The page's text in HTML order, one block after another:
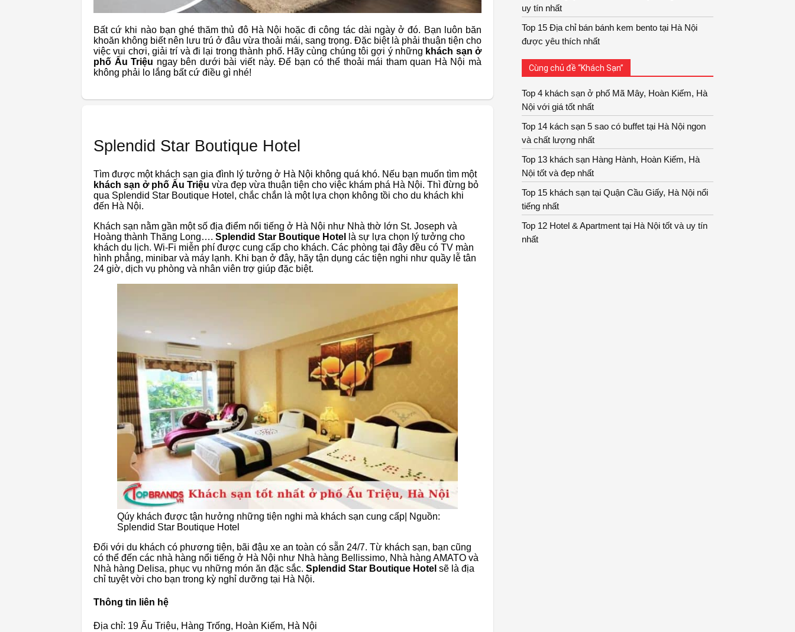
Bất cứ khi nào bạn ghé thăm thủ đô Hà Nội hoặc đi công tác dài ngày ở đó. Bạn luôn băn
khoăn không biết nên lưu trú ở đâu vừa thoải mái, sang trọng. Đặc biệt là phải thuận tiện cho
việc vui chơi, giải trí và đi lại trong thành phố. Hãy cùng chúng tôi gợi ý những khách sạn ở
phố Ấu Triệu ngay bên dưới bài viết này. Để bạn có thể thoải mái tham quan Hà Nội mà
không phải lo lắng bất cứ điều gì nhé!
Splendid Star Boutique Hotel
Tìm được một khách sạn gia đình lý tưởng ở Hà Nội không quá khó. Nếu bạn muốn tìm một
khách sạn ở phố Ấu Triệu vừa đẹp vừa thuận tiện cho việc khám phá Hà Nội. Thì đừng bỏ
qua Splendid Star Boutique Hotel, chắc chắn là một lựa chọn không tồi cho du khách khi
đến Hà Nội.
Khách sạn nằm gần một số địa điểm nổi tiếng ở Hà Nội như Nhà thờ lớn St. Joseph và
Hoàng thành Thăng Long…. Splendid Star Boutique Hotel
là sự lựa chọn lý tưởng cho
khách du lịch. Wi-Fi miễn phí được cung cấp cho khách. Các phòng tại đây đều có TV màn
hình phẳng, minibar và máy lạnh. Khi bạn ở đây, hãy tận dụng các tiện nghi như quầy lễ tân
24 giờ, dịch vụ phòng và nhân viên trợ giúp đặc biệt.
Qúy khách được tận hưởng những tiện nghi mà khách sạn cung cấp| Nguồn:
Splendid Star Boutique Hotel
Đối với du khách có phương tiện, bãi đậu xe an toàn có sẵn 24/7. Từ khách sạn, bạn cũng
có thể đến các nhà hàng nổi tiếng ở Hà Nội như Nhà hàng Bellissimo, Nhà hàng AMATO và
Nhà hàng Delisa, phục vụ những món ăn đặc sắc. Splendid Star Boutique Hotel sẽ là địa
chỉ tuyệt vời cho bạn trong kỳ nghỉ dưỡng tại Hà Nội.
Thông tin liên hệ
Địa chỉ: 19 Ấu Triệu, Hàng Trống, Hoàn Kiếm, Hà Nội
uy tín nhất
Top 15 Địa chỉ bán bánh kem bento tại Hà Nội
được yêu thích nhất
Cùng chủ đề “Khách Sạn”
Top 4 khách sạn ở phố Mã Mây, Hoàn Kiếm, Hà
Nội với giá tốt nhất
Top 14 kách sạn 5 sao có buffet tại Hà Nội ngon
và chất lượng nhất
Top 13 khách sạn Hàng Hành, Hoàn Kiếm, Hà
Nội tốt và đẹp nhất
Top 15 khách sạn tại Quận Cầu Giấy, Hà Nội nổi
tiếng nhất
Top 12 Hotel & Apartment tại Hà Nội tốt và uy tín
nhất